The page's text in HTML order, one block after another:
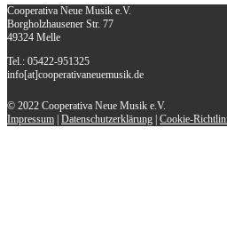
Cooperativa Neue Musik e.V.
Borgholzhausener Str. 77
49324 Melle
Tel.: 05422-951325
info[at]cooperativaneuemusik.de
© 2022 Cooperativa Neue Musik e.V.
Impressum Datenschutzerklärung Cookie-